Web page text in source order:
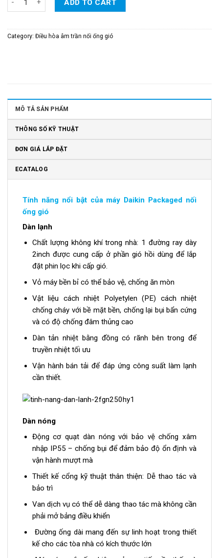
ADD TO CART
Category: Điều hòa âm trần nối ống gió
MÔ TẢ SẢN PHẨM
THÔNG SỐ KỸ THUẬT
ĐƠN GIÁ LẮP ĐẶT
ECATALOG
Tính năng nổi bật của máy Daikin Packaged nối
ống gió
Dàn lạnh
Chất lượng không khí trong nhà: 1 đường ray dày
2inch được cung cấp ở phần gió hồi dùng để lắp
đặt phin lọc khi cấp gió.
Vỏ máy bền bỉ có thể bảo vệ, chống ăn mòn
Vật liệu cách nhiệt Polyetylen (PE) cách nhiệt
chống cháy với bề mặt bền, chống lại bụi bẩn cứng
và có độ chống đâm thủng cao
Dàn tản nhiệt bằng đồng có rãnh bên trong để
truyền nhiệt tối ưu
Vận hành bán tải để đáp ứng công suất làm lạnh
cần thiết.
Dàn nóng
Động cơ quạt dàn nóng với bảo vệ chống xâm
nhập IP55 – chống bụi để đảm bảo độ ổn định và
vận hành mượt mà
Thiết kế cổng kỹ thuật thân thiện: Dễ thao tác và
bảo trì
Van dịch vụ có thể dễ dàng thao tác mà không cần
phải mở bảng điều khiển
Đường ống dài mang đến sự linh hoạt trong thiết
kế cho các tòa nhà có kích thước lớn